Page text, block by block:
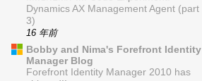
Dynamics AX Management Agent (part
3)
16 年前
Bobby and Nima's Forefront Identity
Manager Blog
Forefront Identity Manager 2010 has